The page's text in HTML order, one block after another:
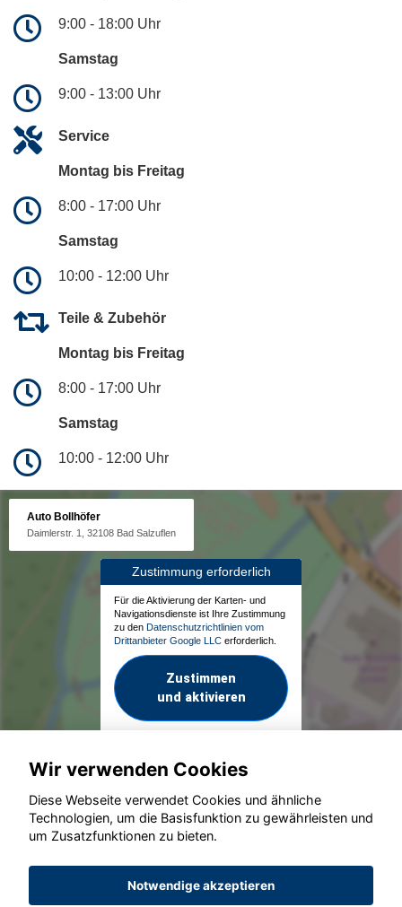
9:00 - 18:00 Uhr
Samstag
9:00 - 13:00 Uhr
Service
Montag bis Freitag
8:00 - 17:00 Uhr
Samstag
10:00 - 12:00 Uhr
Teile & Zubehör
Montag bis Freitag
8:00 - 17:00 Uhr
Samstag
10:00 - 12:00 Uhr
Auto Bollhöfer
Daimlerstr. 1, 32108 Bad Salzuflen
Zustimmung erforderlich
Für die Aktivierung der Karten- und
Navigationsdienste ist Ihre Zustimmung
zu den Datenschutzrichtlinien vom
Drittanbieter Google LLC erforderlich.
Zustimmen
und aktivieren
© konjunkturmotor.de GmbH 2020 - 2026
Wir verwenden Cookies
Diese Webseite verwendet Cookies und ähnliche
Technologien, um die Basisfunktion zu gewährleisten und
um Zusatzfunktionen zu bieten.
Notwendige akzeptieren